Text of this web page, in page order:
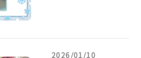
2026/01/10